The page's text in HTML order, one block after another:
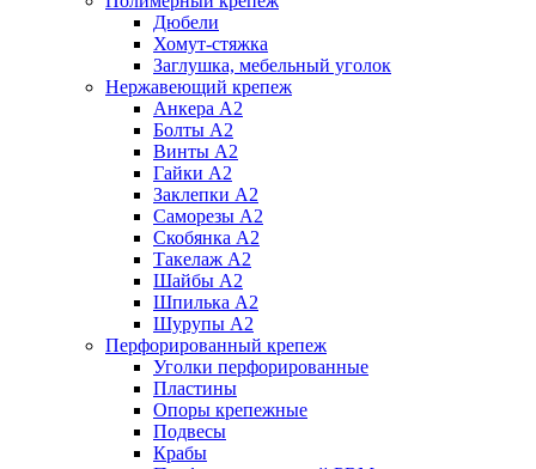
Дюбели
Хомут-стяжка
Заглушка, мебельный уголок
Нержавеющий крепеж
Анкера А2
Болты А2
Винты А2
Гайки А2
Заклепки А2
Саморезы А2
Скобянка А2
Такелаж А2
Шайбы А2
Шпилька А2
Шурупы А2
Перфорированный крепеж
Уголки перфорированные
Пластины
Опоры крепежные
Подвесы
Крабы